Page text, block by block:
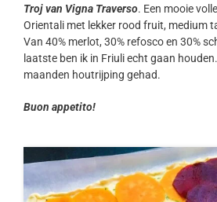
Troj van Vigna Traverso. Een mooie
Orientali met lekker rood fruit, medium
Van 40% merlot, 30% refosco en 30%
laatste ben ik in Friuli echt gaan
maanden houtrijping gehad.
Buon appetito!